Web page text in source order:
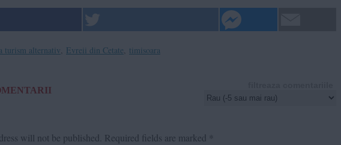
turism alternativ Evreii din Cetate timisoara
will not be published. Required fields are marked *